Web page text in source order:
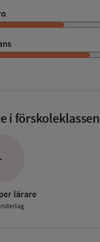
i förskoleklassen
-
lärare